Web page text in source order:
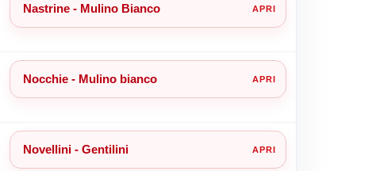
Nastrine - Mulino Bianco
Nocchie - Mulino bianco
Novellini - Gentilini